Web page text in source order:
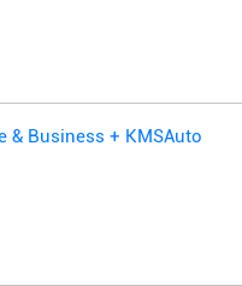
& Business + KMSAuto